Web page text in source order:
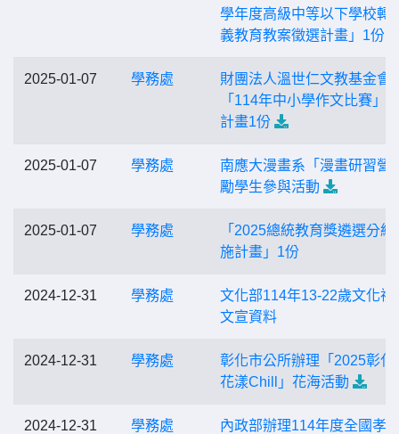
學年度高級中等以下學校轉
義教育教案徵選計畫」1份
2025-01-07 學務處
財團法人溫世仁文教基金會
「114年中小學作文比賽」
計畫1份
2025-01-07 學務處
南應大漫畫系「漫畫研習營
勵學生參與活動
2025-01-07 學務處
「2025總統教育獎遴選分組
施計畫」1份
2024-12-31 學務處
文化部114年13-22歲文化禮
文宣資料
2024-12-31 學務處
彰化市公所辦理「2025彰化
花漾Chill」花海活動
2024-12-31 學務處
內政部辦理114年度全國孝